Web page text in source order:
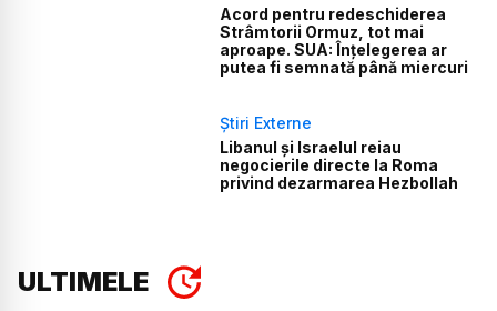
Acord pentru redeschiderea
Strâmtorii Ormuz, tot mai
aproape. SUA: Înțelegerea ar
putea fi semnată până miercuri
Știri Externe
Libanul și Israelul reiau
negocierile directe la Roma
privind dezarmarea Hezbollah
ULTIMELE